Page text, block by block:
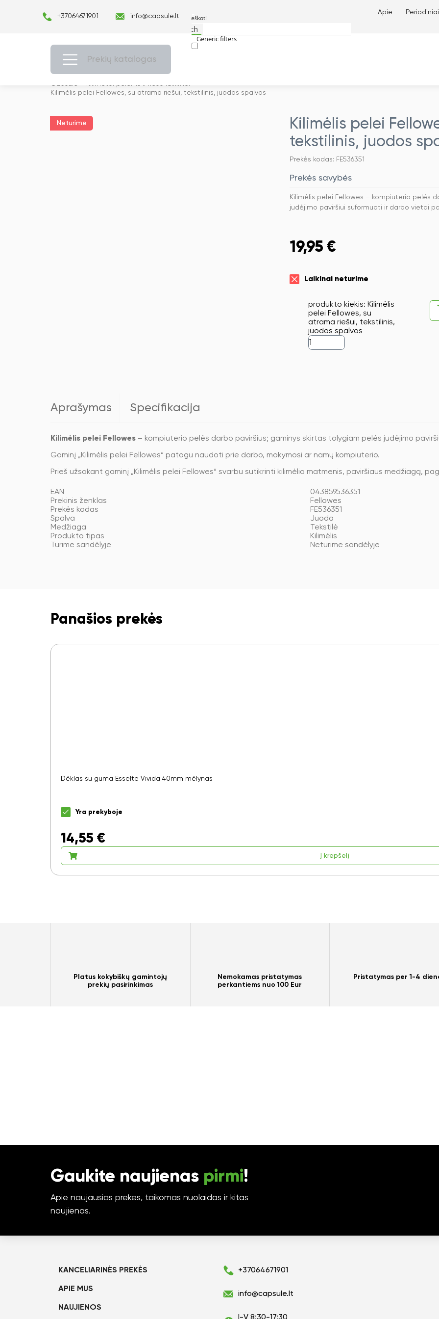
+37064671901 info@capsule.lt
Search
Generic filters
Apie
Prekių katalogas
Capsulė Kilimėliai pelėms ir riešo laikikliai
Kilimėlis pelei Fellowes, su atrama riešui, tekstilinis, juodos spalvos
Neturime
Kilimėlis pelei
tekstilinis, juodos
Prekės kodas: FE536351
Prekės savybės
Kilimėlis pelei Fellowes – kompiuterio pelės
judėjimo paviršiui suformuoti ir darbo vietai
19,95 €
Laikinai neturime
produkto kiekis: Kilimėlis
pelei Fellowes, su
atrama riešui, tekstilinis,
juodos spalvos
Aprašymas Specifikacija
Kilimėlis pelei Fellowes – kompiuterio pelės darbo paviršius; gaminys skirtas tolygiam pelės judėjimo
Gaminį „Kilimėlis pelei Fellowes“ patogu naudoti prie darbo, mokymosi ar namų kompiuterio.
Prieš užsakant gaminį „Kilimėlis pelei Fellowes“ svarbu sutikrinti kilimėlio matmenis, paviršiaus medžiagą,
EAN
043859536351
Prekinis ženklas
Fellowes
Prekės kodas
FE536351
Spalva
Juoda
Medžiaga
Tekstilė
Produkto tipas
Kilimėlis
Turime sandėlyje
Neturime sandėlyje
Panašios prekės
Dėklas su guma Esselte Vivida 40mm mėlynas
Yra prekyboje
14,55 €
Į krepšelį
Platus kokybiškų gamintojų
prekių pasirinkimas
Nemokamas pristatymas
perkantiems nuo 100 Eur
Pristatymas per 1-4
Gaukite naujienas pirmi!
Apie naujausias prekes, taikomas nuolaidas ir kitas
naujienas.
KANCELIARINĖS PREKĖS
APIE MUS
NAUJIENOS
+37064671901
info@capsule.lt